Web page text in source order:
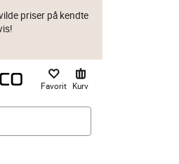
priser på kendte
Favorit Kurv